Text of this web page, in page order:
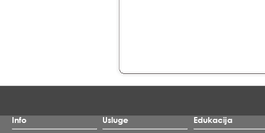
Info
Usluge
Edukacija